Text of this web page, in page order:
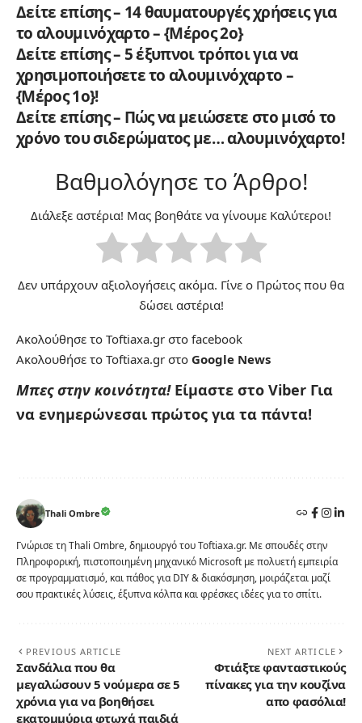
Δείτε επίσης – 14 θαυματουργές χρήσεις για
το αλουμινόχαρτο – {Μέρος 2ο}
Δείτε επίσης – 5 έξυπνοι τρόποι για να
χρησιμοποιήσετε το αλουμινόχαρτο –
{Μέρος 1ο}!
Δείτε επίσης – Πώς να μειώσετε στο μισό το
χρόνο του σιδερώματος με… αλουμινόχαρτο!
Βαθμολόγησε το Άρθρο!
Διάλεξε αστέρια! Μας βοηθάτε να γίνουμε Καλύτεροι!
Δεν υπάρχουν αξιολογήσεις ακόμα. Γίνε ο Πρώτος που θα
δώσει αστέρια!
Ακολούθησε το Toftiaxa.gr στο facebook
Ακολουθήσε το Toftiaxa.gr στο Google News
Μπες στην κοινότητα! Είμαστε στο Viber Για
να ενημερώνεσαι πρώτος για τα πάντα!
Thali Ombre
Γνώρισε τη Thali Ombre, δημιουργό του Toftiaxa.gr. Με σπουδές στην
Πληροφορική, πιστοποιημένη μηχανικό Microsoft με πολυετή εμπειρία
σε προγραμματισμό, και πάθος για DIY & διακόσμηση, μοιράζεται μαζί
σου πρακτικές λύσεις, έξυπνα κόλπα και φρέσκες ιδέες για το σπίτι.
PREVIOUS ARTICLE
Σανδάλια που θα
μεγαλώσουν 5 νούμερα σε 5
χρόνια για να βοηθήσει
εκατομμύρια φτωχά παιδιά
NEXT ARTICLE
Φτιάξτε φανταστικούς
πίνακες για την κουζίνα
απο φασόλια!